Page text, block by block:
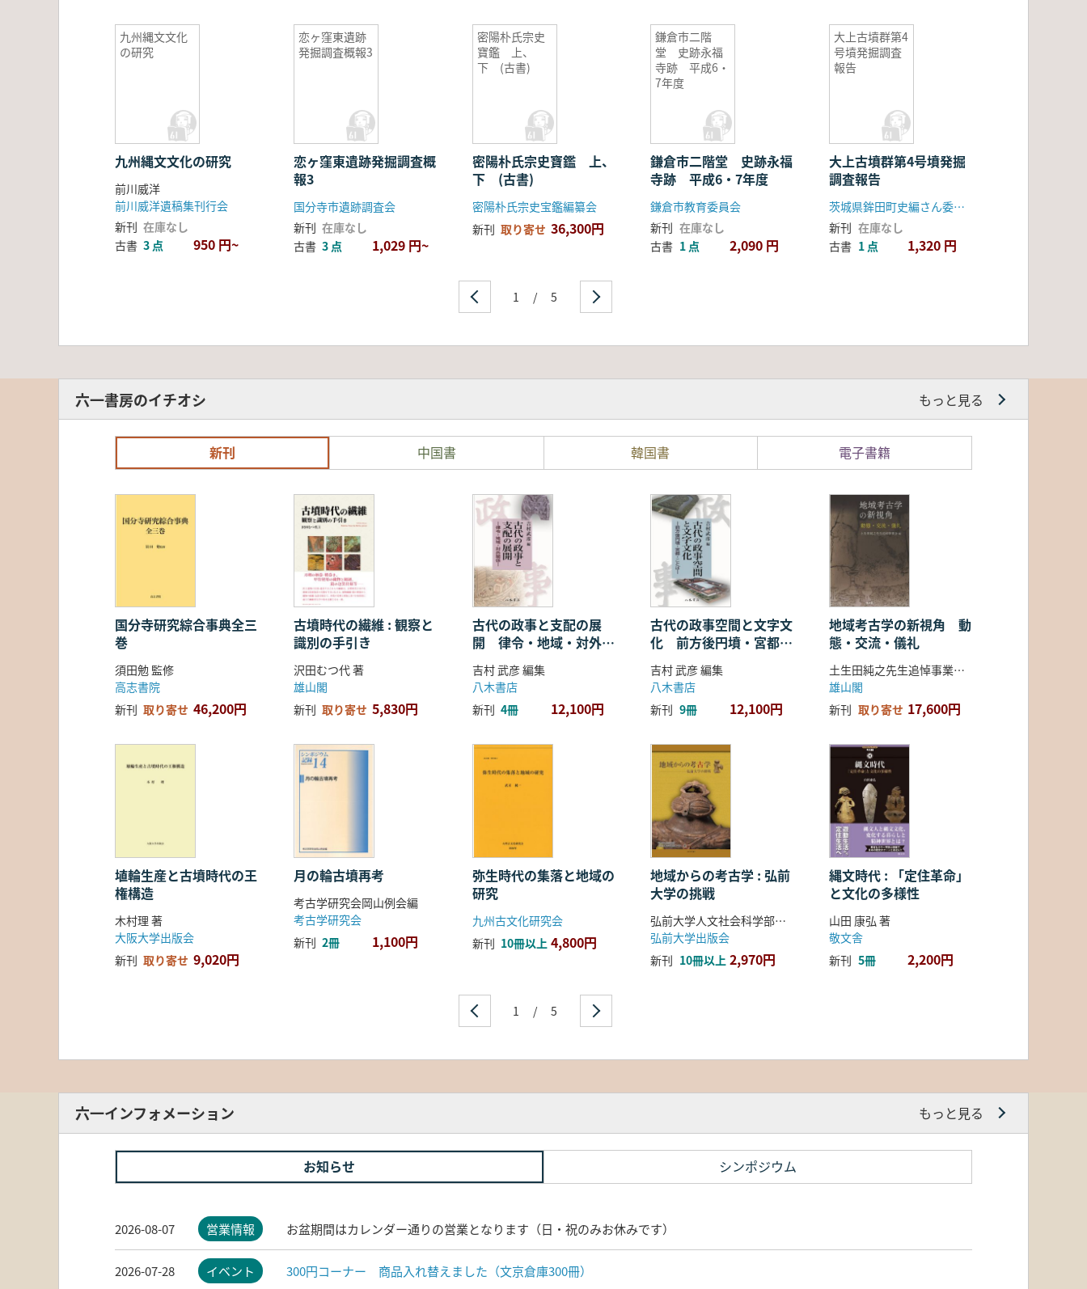
九州縄文文化
の研究
九州縄文文化の研究
前川威洋
前川威洋遺稿集刊行会
新刊 在庫なし
古書 3 点 950 円~
恋ヶ窪東遺跡
発掘調査概報3
恋ヶ窪東遺跡発掘調査概
報3
国分寺市遺跡調査会
新刊 在庫なし
古書 3 点 1,029 円~
密陽朴氏宗史
寶鑑 上、
下 (古書)
密陽朴氏宗史寶鑑 上、
下 (古書)
密陽朴氏宗史宝鑑編纂会
新刊 取り寄せ 36,300円
鎌倉市二階
堂 史跡永福
寺跡 平成6・
7年度
鎌倉市二階堂 史跡永福
寺跡 平成6・7年度
鎌倉市教育委員会
新刊 在庫なし
古書 1 点 2,090 円
大上古墳群第4
号墳発掘調査
報告
大上古墳群第4号墳発掘
調査報告
茨城県鉾田町史編さん委員会
新刊 在庫なし
古書 1 点 1,320 円
1 / 5
六一書房のイチオシ もっと見る
新刊 中国書 韓国書 電子書籍
国分寺研究綜合事典全三
巻
須田勉 監修
高志書院
新刊 取り寄せ 46,200円
古墳時代の繊維 : 観察と
識別の手引き
沢田むつ代 著
雄山閣
新刊 取り寄せ 5,830円
古代の政事と支配の展
開 律令・地域・対外関
係
吉村 武彦 編集
八木書店
新刊 4冊 12,100円
古代の政事空間と文字文
化 前方後円墳・宮都・
ことば
吉村 武彦 編集
八木書店
新刊 9冊 12,100円
地域考古学の新視角 動
態・交流・儀礼
土生田純之先生追悼事業会 編
雄山閣
新刊 取り寄せ 17,600円
埴輪生産と古墳時代の王
権構造
木村理 著
大阪大学出版会
新刊 取り寄せ 9,020円
月の輪古墳再考
考古学研究会岡山例会編
考古学研究会
新刊 2冊 1,100円
弥生時代の集落と地域の
研究
九州古文化研究会
新刊 10冊以上 4,800円
地域からの考古学 : 弘前
大学の挑戦
弘前大学人文社会科学部北日本考古学研究センター 編
弘前大学出版会
新刊 10冊以上 2,970円
縄文時代 : 「定住革命」
と文化の多様性
山田 康弘 著
敬文舎
新刊 5冊 2,200円
1 / 5
六一インフォメーション もっと見る
お知らせ シンポジウム
2026-08-07 営業情報 お盆期間はカレンダー通りの営業となります（日・祝のみお休みです）
2026-07-28 イベント 300円コーナー 商品入れ替えました（文京倉庫300冊）